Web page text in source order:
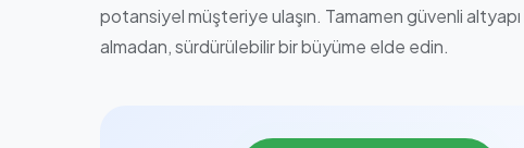
potansiyel müşteriye ulaşın. Tamamen güvenli
almadan, sürdürülebilir bir büyüme elde edin.